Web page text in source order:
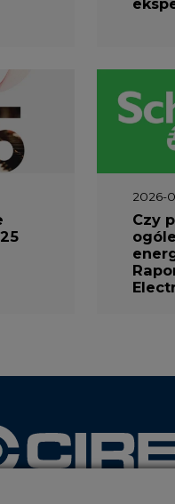
Czy
aby oferować